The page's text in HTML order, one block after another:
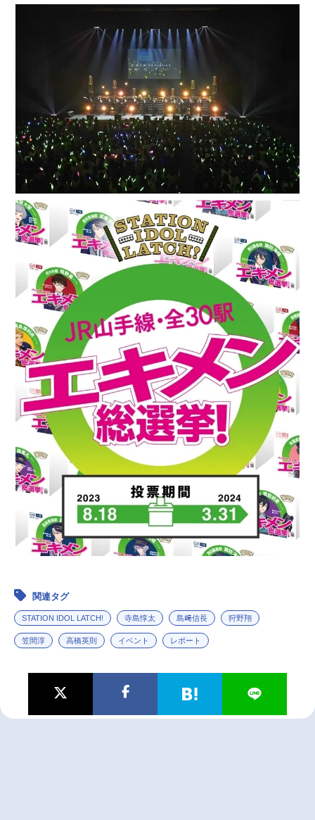
関連タグ
STATION IDOL LATCH! 寺島惇太 島﨑信長 狩野翔
笠間淳 高橋英則 イベント レポート